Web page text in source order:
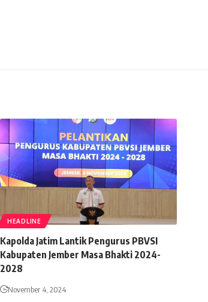
HEADLINE
Kapolda Jatim Lantik Pengurus PBVSI
Kabupaten Jember Masa Bhakti 2024-
2028
November 4, 2024